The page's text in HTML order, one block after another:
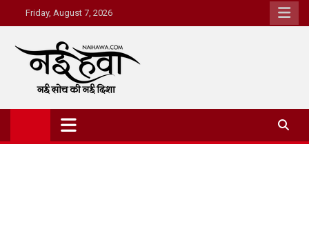
Friday, August 7, 2026
Nai Hawa